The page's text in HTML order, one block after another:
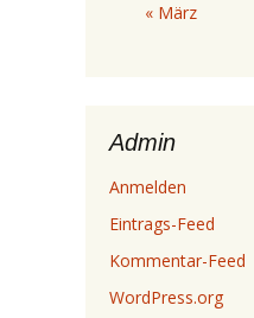
« März
Admin
Anmelden
Eintrags-Feed
Kommentar-Feed
WordPress.org